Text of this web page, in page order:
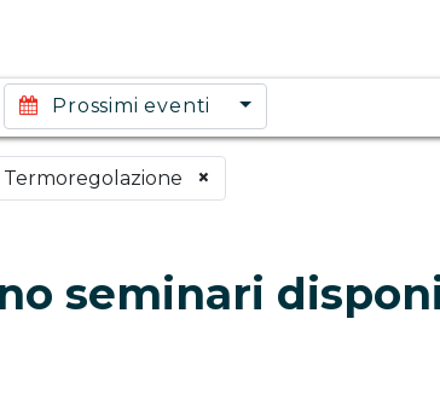
Prossimi eventi
Termoregolazione ×
seminari